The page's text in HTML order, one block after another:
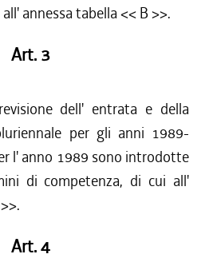
annessa tabella << B >>.
Art. 3
dell' entrata e della
per gli anni 1989-
l' anno 1989 sono introdotte
di competenza, di cui all'
Art. 4